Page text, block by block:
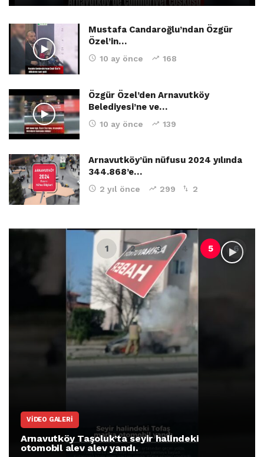
Mustafa Candaroğlu’ndan Özgür
Özel’in…
10 ay önce 168
Özgür Özel’den Arnavutköy
Belediyesi’ne ve…
10 ay önce 139
Arnavutköy’ün nüfusu 2024 yılında
344.868’e…
2 yıl önce 299 2
VIDEO GALERI
Arnavutköy Taşoluk’ta seyir halindeki
otomobil alev alev yandı.